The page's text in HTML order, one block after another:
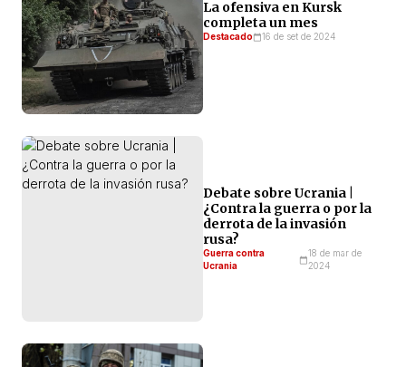
La ofensiva en Kursk
completa un mes
Destacado 16 de set de 2024
Debate sobre Ucrania |
¿Contra la guerra o por la
derrota de la invasión
rusa?
Guerra contra
Ucrania
18 de mar de
2024